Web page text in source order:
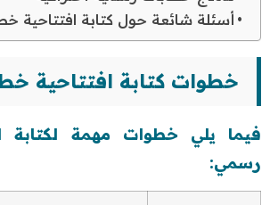
أسئلة شائعة حول كتابة افتتاحية
خطوات كتابة افتتاحية
فيما يلي خطوات مهمة لكتابة
رسمي: